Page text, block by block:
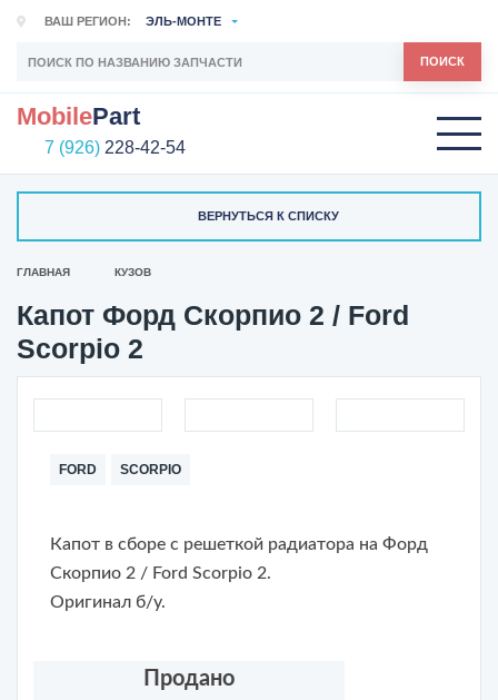
ВАШ РЕГИОН: ЭЛЬ-МОНТЕ
ПОИСК
MobilePart
7 (926) 228-42-54
ВЕРНУТЬСЯ К СПИСКУ
ГЛАВНАЯ КУЗОВ
Капот Форд Скорпио 2 / Ford
Scorpio 2
FORD SCORPIO
Капот в сборе с решеткой радиатора на Форд
Скорпио 2 / Ford Scorpio 2.
Оригинал б/у.
Продано